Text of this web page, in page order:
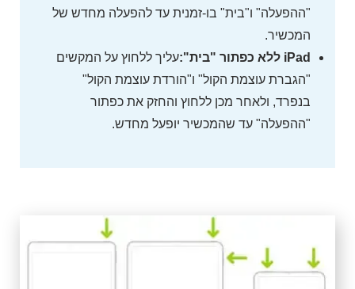
"ההפעלה" ו"בית" בו-זמנית עד להפעלה מחדש של
המכשיר.
iPad ללא כפתור "בית":
עליך ללחוץ על המקשים
"הגברת עוצמת הקול" ו"הורדת עוצמת הקול"
בנפרד, ולאחר מכן ללחוץ והחזק את כפתור
"ההפעלה" עד שהמכשיר יופעל מחדש.